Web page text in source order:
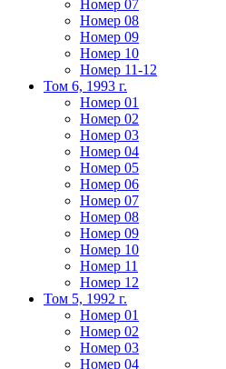
Номер 07
Номер 08
Номер 09
Номер 10
Номер 11-12
Том 6, 1993 г.
Номер 01
Номер 02
Номер 03
Номер 04
Номер 05
Номер 06
Номер 07
Номер 08
Номер 09
Номер 10
Номер 11
Номер 12
Том 5, 1992 г.
Номер 01
Номер 02
Номер 03
Номер 04